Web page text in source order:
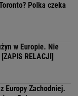
Polka czeka
w Europie. Nie
RELACJI]
Europy Zachodniej.